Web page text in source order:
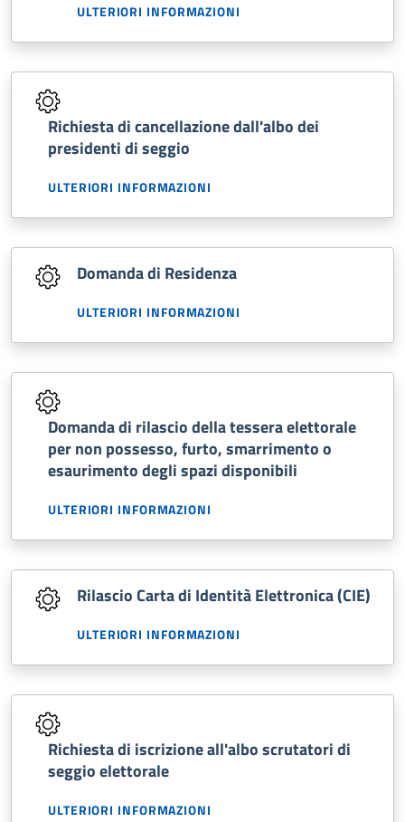
ULTERIORI INFORMAZIONI
Richiesta di cancellazione dall'albo dei
presidenti di seggio
ULTERIORI INFORMAZIONI
Domanda di Residenza
ULTERIORI INFORMAZIONI
Domanda di rilascio della tessera elettorale
per non possesso, furto, smarrimento o
esaurimento degli spazi disponibili
ULTERIORI INFORMAZIONI
Rilascio Carta di Identità Elettronica (CIE)
ULTERIORI INFORMAZIONI
Richiesta di iscrizione all'albo scrutatori di
seggio elettorale
ULTERIORI INFORMAZIONI